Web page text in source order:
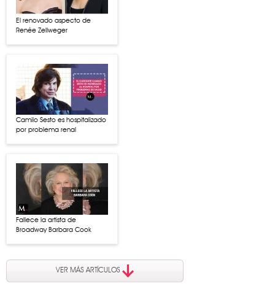
El renovado aspecto de
Renée Zellweger
Camilo Sesto es hospitalizado
por problema renal
Fallece la artista de
Broadway Barbara Cook
VER MÁS ARTÍCULOS